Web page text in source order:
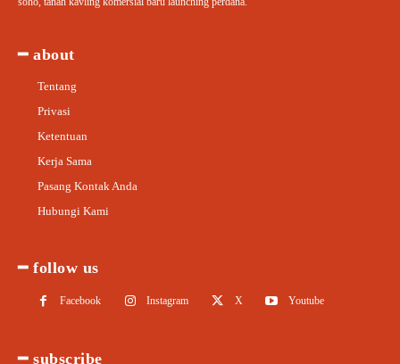
━ about
Tentang
Privasi
Ketentuan
Kerja Sama
Pasang Kontak Anda
Hubungi Kami
━ follow us
Facebook Instagram X Youtube
━ subscribe